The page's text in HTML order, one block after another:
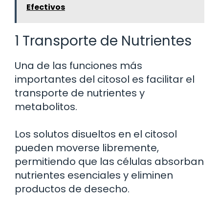
Efectivos
1 Transporte de Nutrientes
Una de las funciones más
importantes del citosol es facilitar el
transporte de nutrientes y
metabolitos.
Los solutos disueltos en el citosol
pueden moverse libremente,
permitiendo que las células absorban
nutrientes esenciales y eliminen
productos de desecho.